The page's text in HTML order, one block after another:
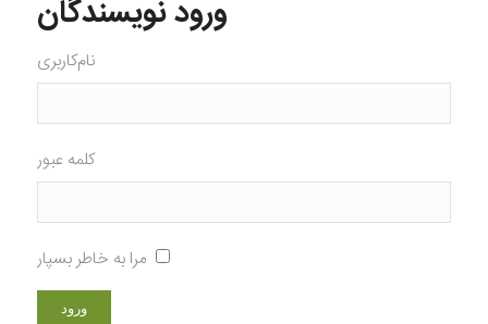
ورود نویسندگان
نام‌کاربری
کلمه عبور
مرا به خاطر بسپار